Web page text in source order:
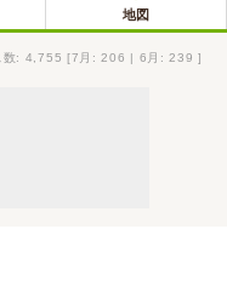
地図
数: 4,755 [7月: 206 | 6月: 239 ]